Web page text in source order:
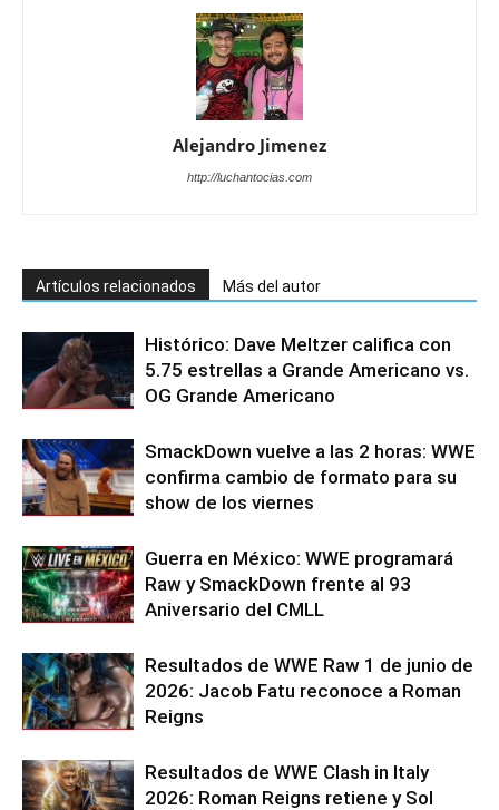
Alejandro Jimenez
http://luchantocias.com
Artículos relacionados Más del autor
Histórico: Dave Meltzer califica con
5.75 estrellas a Grande Americano vs.
OG Grande Americano
SmackDown vuelve a las 2 horas: WWE
confirma cambio de formato para su
show de los viernes
Guerra en México: WWE programará
Raw y SmackDown frente al 93
Aniversario del CMLL
Resultados de WWE Raw 1 de junio de
2026: Jacob Fatu reconoce a Roman
Reigns
Resultados de WWE Clash in Italy
2026: Roman Reigns retiene y Sol